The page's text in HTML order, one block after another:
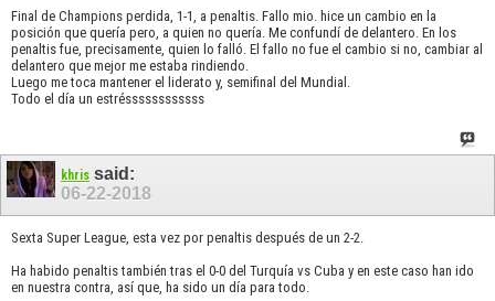
Final de Champions perdida, 1-1, a penaltis. Fallo mio. hice un cambio en la
posición que quería pero, a quien no quería. Me confundí de delantero. En los
penaltis fue, precisamente, quien lo falló. El fallo no fue el cambio si no, cambiar al
delantero que mejor me estaba rindiendo.
Luego me toca mantener el liderato y, semifinal del Mundial.
Todo el día un estréssssssssssss
khris said:
06-22-2018
Sexta Super League, esta vez por penaltis después de un 2-2.
Ha habido penaltis también tras el 0-0 del Turquía vs Cuba y en este caso han ido
en nuestra contra, así que, ha sido un día para todo.